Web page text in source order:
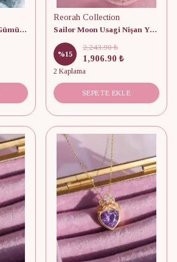
Jett Bıçak Kolye 925 Gümüş | Valorant
Reorah Collection
Sailor Moon Usagi Nişan Yüzüğü 925 Gümüş
%15
2,243.90 ₺
1,906.90 ₺
2 Kaplama
SEPETE EKLE